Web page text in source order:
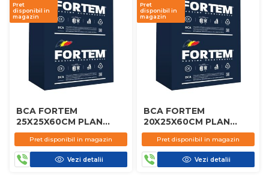
Pret
disponibil in
magazin
BCA FORTEM
25X25X60CM PLAN
D450
Pret disponibil in magazin
Vezi detalii
Pret
disponibil in
magazin
BCA FORTEM
20X25X60CM PLAN
D450
Pret disponibil in magazin
Vezi detalii